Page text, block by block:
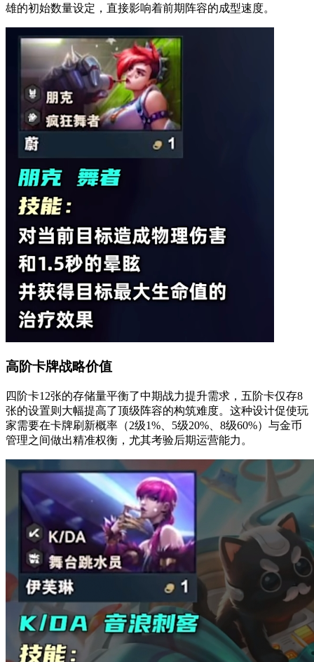
雄的初始数量设定，直接影响着前期阵容的成型速度。
高阶卡牌战略价值
四阶卡12张的存储量平衡了中期战力提升需求，五阶卡仅存8
张的设置则大幅提高了顶级阵容的构筑难度。这种设计促使玩
家需要在卡牌刷新概率（2级1%、5级20%、8级60%）与金币
管理之间做出精准权衡，尤其考验后期运营能力。